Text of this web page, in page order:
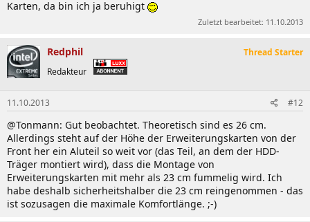
Karten, da bin ich ja beruhigt
Zuletzt bearbeitet: 11.10.2013
Redphil
Redakteur
Thread Starter
11.10.2013 #12
@Tonmann: Gut beobachtet. Theoretisch sind es 26 cm.
Allerdings steht auf der Höhe der Erweiterungskarten von der
Front her ein Aluteil so weit vor (das Teil, an dem der HDD-
Träger montiert wird), dass die Montage von
Erweiterungskarten mit mehr als 23 cm fummelig wird. Ich
habe deshalb sicherheitshalber die 23 cm reingenommen - das
ist sozusagen die maximale Komfortlänge. ;-)